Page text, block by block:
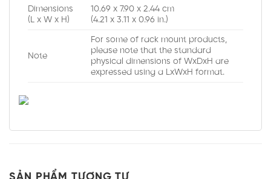
Dimensions
(L x W x H)
10.69 x 7.90 x 2.44 cm
(4.21 x 3.11 x 0.96 in.)
Note
For some of rack mount products,
please note that the standard
physical dimensions of WxDxH are
expressed using a LxWxH format.